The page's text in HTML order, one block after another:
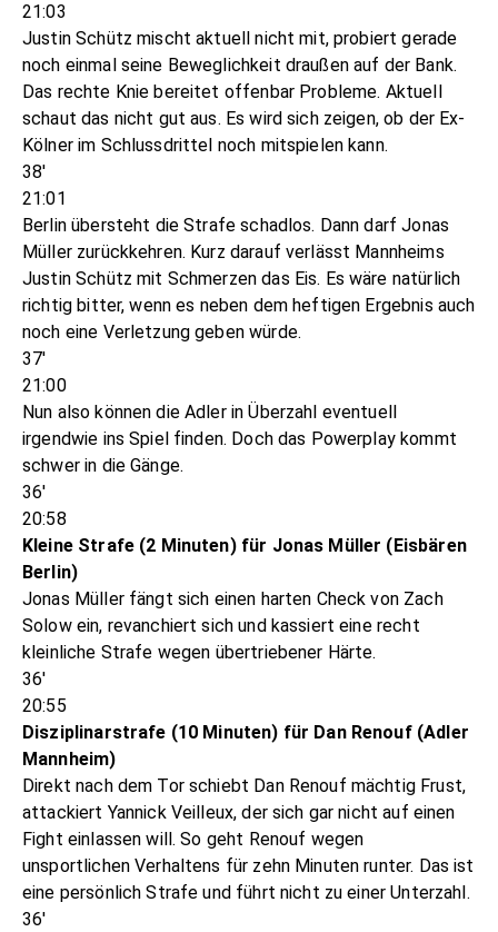
21:03
Justin Schütz mischt aktuell nicht mit, probiert gerade
noch einmal seine Beweglichkeit draußen auf der Bank.
Das rechte Knie bereitet offenbar Probleme. Aktuell
schaut das nicht gut aus. Es wird sich zeigen, ob der Ex-
Kölner im Schlussdrittel noch mitspielen kann.
38'
21:01
Berlin übersteht die Strafe schadlos. Dann darf Jonas
Müller zurückkehren. Kurz darauf verlässt Mannheims
Justin Schütz mit Schmerzen das Eis. Es wäre natürlich
richtig bitter, wenn es neben dem heftigen Ergebnis auch
noch eine Verletzung geben würde.
37'
21:00
Nun also können die Adler in Überzahl eventuell
irgendwie ins Spiel finden. Doch das Powerplay kommt
schwer in die Gänge.
36'
20:58
Kleine Strafe (2 Minuten) für Jonas Müller (Eisbären
Berlin)
Jonas Müller fängt sich einen harten Check von Zach
Solow ein, revanchiert sich und kassiert eine recht
kleinliche Strafe wegen übertriebener Härte.
36'
20:55
Disziplinarstrafe (10 Minuten) für Dan Renouf (Adler
Mannheim)
Direkt nach dem Tor schiebt Dan Renouf mächtig Frust,
attackiert Yannick Veilleux, der sich gar nicht auf einen
Fight einlassen will. So geht Renouf wegen
unsportlichen Verhaltens für zehn Minuten runter. Das ist
eine persönlich Strafe und führt nicht zu einer Unterzahl.
36'